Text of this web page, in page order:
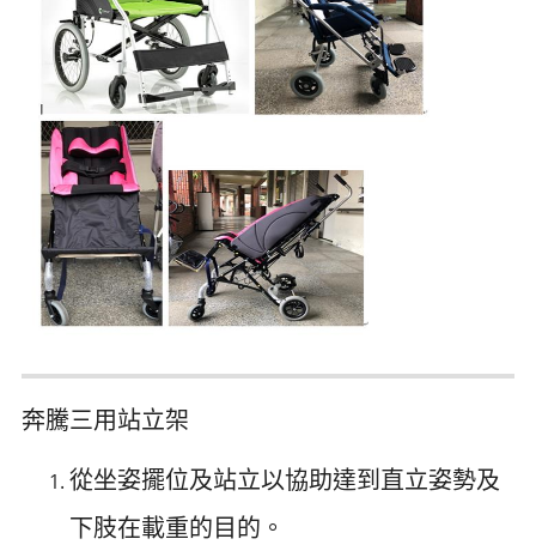
奔騰三用站立架
從坐姿擺位及站立以協助達到直立姿勢及
下肢在載重的目的。